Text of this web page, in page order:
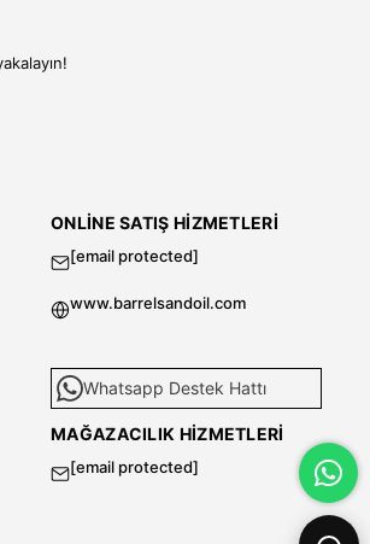
ONLINE SATIŞ HIZMETLERI
[email protected]
www.barrelsandoil.com
Whatsapp Destek Hattı
MAĞAZACILIK HIZMETLERI
[email protected]